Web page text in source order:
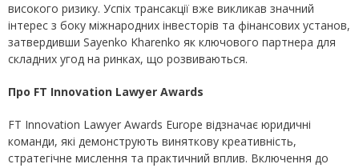
високого ризику. Успіх трансакції вже викликав значний
інтерес з боку міжнародних інвесторів та фінансових установ,
затвердивши Sayenko Kharenko як ключового партнера для
складних угод на ринках, що розвиваються.
Про FT Innovation Lawyer Awards
FT Innovation Lawyer Awards Europe відзначає юридичні
команди, які демонструють виняткову креативність,
стратегічне мислення та практичний вплив. Включення до